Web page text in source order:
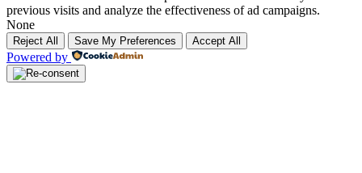
previous visits and analyze the effectiveness of ad campaigns.
None
Reject All Save My Preferences Accept All
Powered by